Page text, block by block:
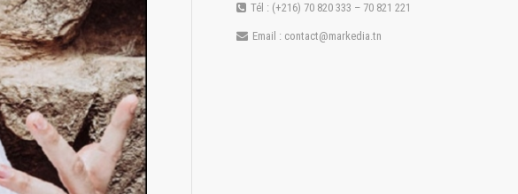
Tél : (+216) 70 820 333 – 70 821 221
Email : contact@markedia.tn